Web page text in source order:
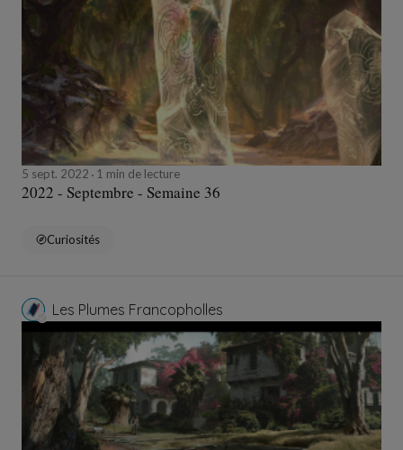
5 sept. 2022 1 min de lecture
2022 - Septembre - Semaine 36
Curiosités
Les Plumes Francopholles